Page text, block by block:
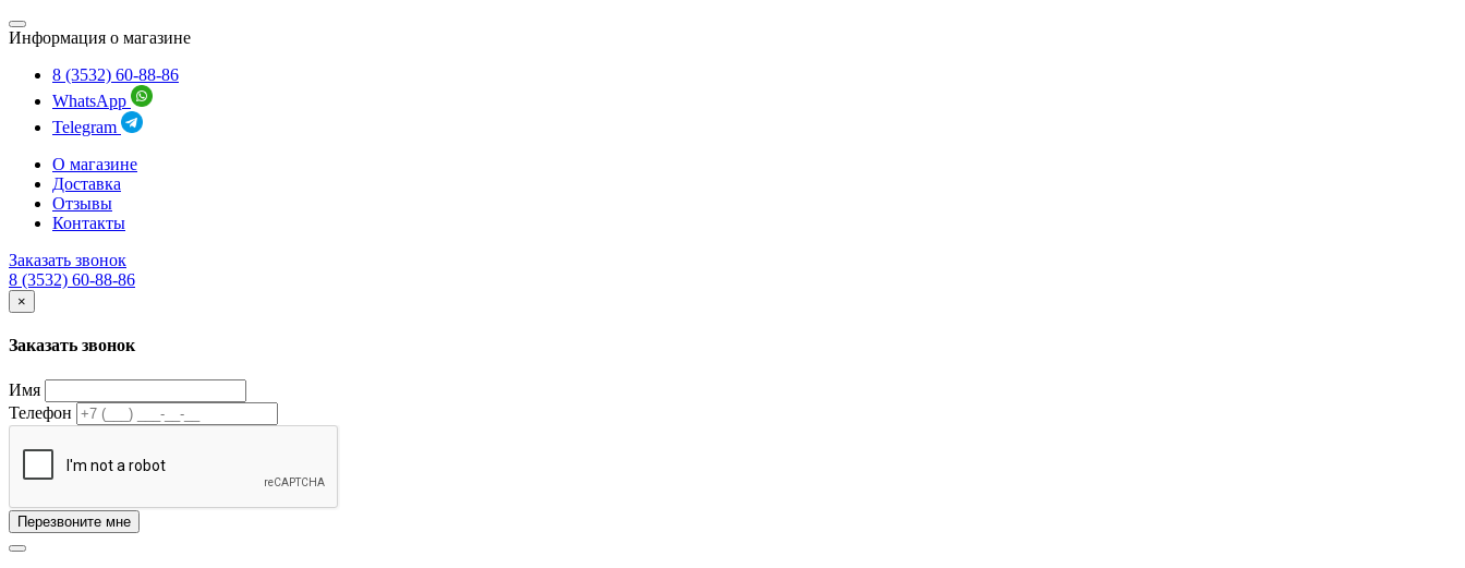
Информация о магазине
8 (3532) 60-88-86
WhatsApp
Telegram
О магазине
Доставка
Отзывы
Контакты
Заказать звонок
8 (3532) 60-88-86
×
Заказать звонок
Имя
Телефон
Перезвоните мне